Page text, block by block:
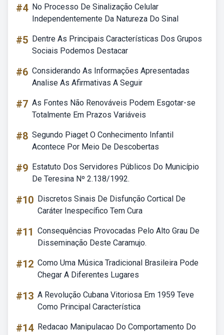
#4 No Processo De Sinalização Celular
Independentemente Da Natureza Do Sinal
#5 Dentre As Principais Características Dos Grupos
Sociais Podemos Destacar
#6 Considerando As Informações Apresentadas
Analise As Afirmativas A Seguir
#7 As Fontes Não Renováveis Podem Esgotar-se
Totalmente Em Prazos Variáveis
#8 Segundo Piaget O Conhecimento Infantil
Acontece Por Meio De Descobertas
#9 Estatuto Dos Servidores Públicos Do Município
De Teresina Nº 2.138/1992.
#10 Discretos Sinais De Disfunção Cortical De
Caráter Inespecífico Tem Cura
#11 Consequências Provocadas Pelo Alto Grau De
Disseminação Deste Caramujo.
#12 Como Uma Música Tradicional Brasileira Pode
Chegar A Diferentes Lugares
#13 A Revolução Cubana Vitoriosa Em 1959 Teve
Como Principal Característica
#14 Redacao Manipulacao Do Comportamento Do